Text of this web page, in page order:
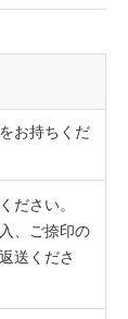
お持ちくだ
ださい。
、ご捺印の
送くださ